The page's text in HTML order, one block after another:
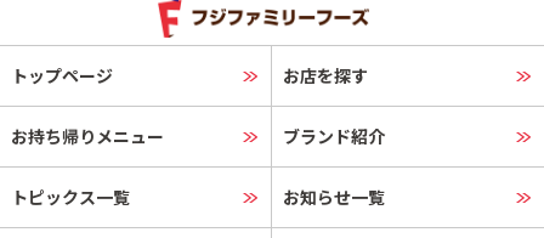
トップページ お店を探す
お持ち帰りメニュー ブランド紹介
トピックス一覧 お知らせ一覧